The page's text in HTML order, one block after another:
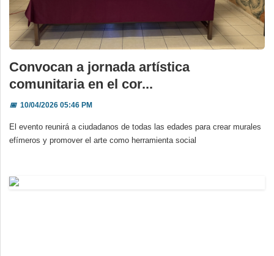
Convocan a jornada artística
comunitaria en el cor...
📅10/04/2026 05:46 PM
El evento reunirá a ciudadanos de todas las edades para crear murales
efímeros y promover el arte como herramienta social